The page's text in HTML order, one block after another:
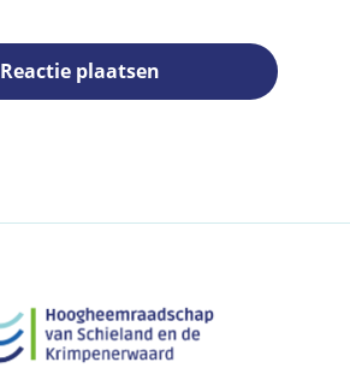
Reactie plaatsen